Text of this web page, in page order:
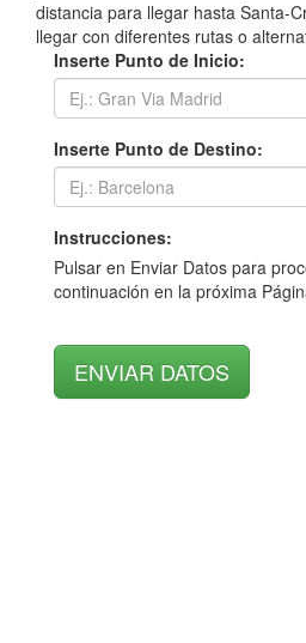
distancia para llegar hasta Santa-
llegar con diferentes rutas o
Inserte Punto de Inicio:
Inserte Punto de Destino:
Instrucciones:
Pulsar en Enviar Datos para
continuación en la próxima